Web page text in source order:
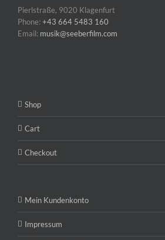
Pierlstraße, 9020 Klagenfurt
Phone:+43 664 5483 160
Email: musik@seeberfilm.com
Shop
Cart
Checkout
Mein Kundenkonto
Impressum